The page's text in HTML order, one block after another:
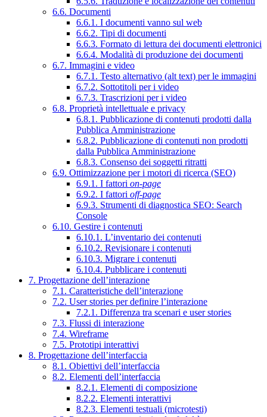
6.6. Documenti
6.6.1. I documenti vanno sul web
6.6.2. Tipi di documenti
6.6.3. Formato di lettura dei documenti elettronici
6.6.4. Modalità di produzione dei documenti
6.7. Immagini e video
6.7.1. Testo alternativo (alt text) per le immagini
6.7.2. Sottotitoli per i video
6.7.3. Trascrizioni per i video
6.8. Proprietà intellettuale e privacy
6.8.1. Pubblicazione di contenuti prodotti dalla
Pubblica Amministrazione
6.8.2. Pubblicazione di contenuti non prodotti
dalla Pubblica Amministrazione
6.8.3. Consenso dei soggetti ritratti
6.9. Ottimizzazione per i motori di ricerca (SEO)
6.9.1. I fattori on-page
6.9.2. I fattori off-page
6.9.3. Strumenti di diagnostica SEO: Search
Console
6.10. Gestire i contenuti
6.10.1. L’inventario dei contenuti
6.10.2. Revisionare i contenuti
6.10.3. Migrare i contenuti
6.10.4. Pubblicare i contenuti
7. Progettazione dell’interazione
7.1. Caratteristiche dell’interazione
7.2. User stories per definire l’interazione
7.2.1. Differenza tra scenari e user stories
7.3. Flussi di interazione
7.4. Wireframe
7.5. Prototipi interattivi
8. Progettazione dell’interfaccia
8.1. Obiettivi dell’interfaccia
8.2. Elementi dell’interfaccia
8.2.1. Elementi di composizione
8.2.2. Elementi interattivi
8.2.3. Elementi testuali (microtesti)